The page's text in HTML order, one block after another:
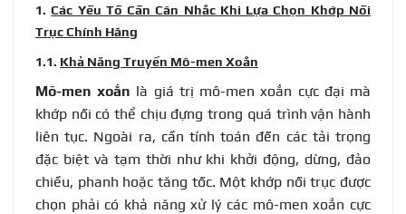
1.Các Yếu Tố Cần Cân Nhắc Khi Lựa Chọn Khớp Nối
Trục Chính Hãng
1.1. Khả Năng Truyền Mô-men Xoắn
Mô-men xoắn là giá trị mô-men xoắn cực đại mà
khớp nối có thể chịu đựng trong quá trình vận hành
liên tục. Ngoài ra, cần tính toán đến các tải trọng
đặc biệt và tạm thời như khi khởi động, dừng, đảo
chiều, phanh hoặc tăng tốc. Một khớp nối trục được
chọn phải có khả năng xử lý các mô-men xoắn cực